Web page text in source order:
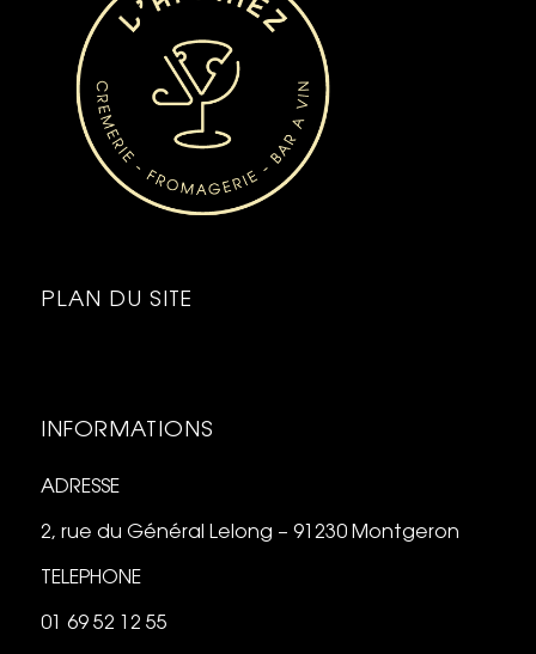
PLAN DU SITE
INFORMATIONS
ADRESSE
2, rue du Général Lelong – 91230 Montgeron
TELEPHONE
01 69 52 12 55